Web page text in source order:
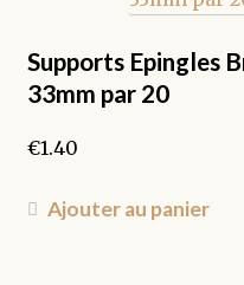
Supports Epingles
33mm par 20
€1.40
Ajouter au panier